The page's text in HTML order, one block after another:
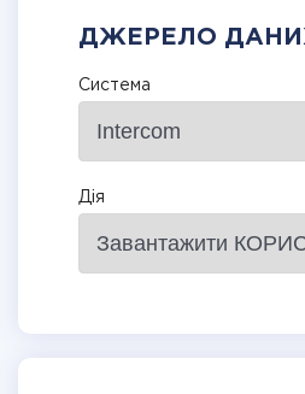
ДЖЕРЕЛО
Система
Дія